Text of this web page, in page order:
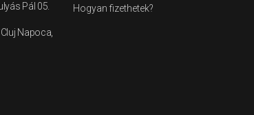
Pál 05.
Napoca,
Hogyan fizethetek?